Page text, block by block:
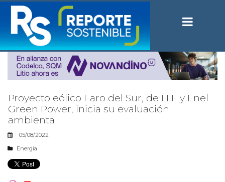
Proyecto eólico Faro del Sur, de HIF y Enel
Green Power, inicia su evaluación
ambiental
05/08/2022
Energía